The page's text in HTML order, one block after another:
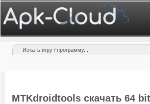
MTKdroidtools скачать 64 bit